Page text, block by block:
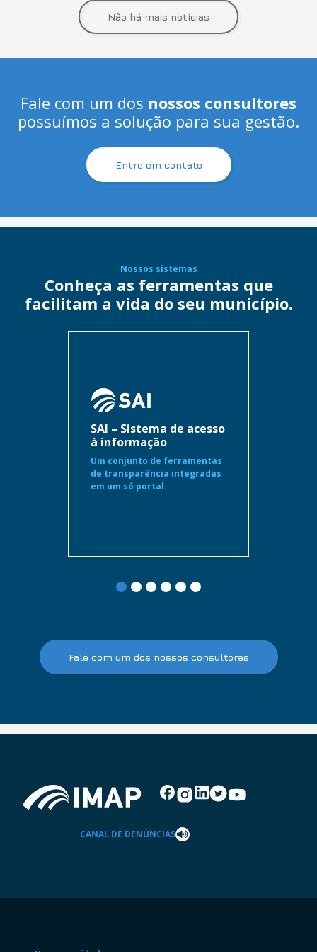
Não há mais notícias
Fale com um dos nossos consultores
possuímos a solução para sua gestão.
Entre em contato
Nossos sistemas
Conheça as ferramentas que
facilitam a vida do seu município.
SAI – Sistema de acesso
à informação
Um conjunto de ferramentas
de transparência integradas
em um só portal.
Fale com um dos nossos consultores
CANAL DE DENÚNCIAS